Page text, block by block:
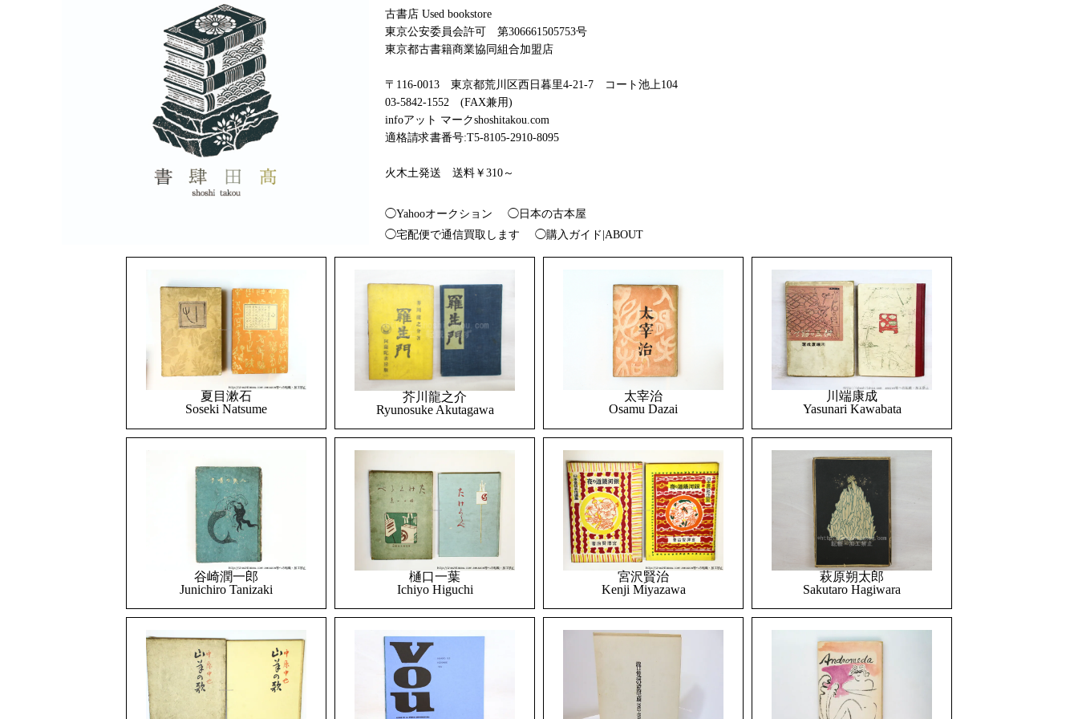
古書店 Used bookstore
東京公安委員会許可 第306661505753号
東京都古書籍商業協同組合加盟店
〒116-0013 東京都荒川区西日暮里4-21-7 コート池上104
03-5842-1552 (FAX兼用)
infoアット マークshoshitakou.com
適格請求書番号:T5-8105-2910-8095
火木土発送 送料￥310～
◯Yahooオークション
◯日本の古本屋
◯宅配便で通信買取します
◯購入ガイド|ABOUT
夏目漱石
Soseki Natsume
芥川龍之介
Ryunosuke Akutagawa
太宰治
Osamu Dazai
川端康成
Yasunari Kawabata
谷崎潤一郎
Junichiro Tanizaki
樋口一葉
Ichiyo Higuchi
宮沢賢治
Kenji Miyazawa
萩原朔太郎
Sakutaro Hagiwara